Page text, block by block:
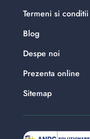
Termeni si conditii
Blog
Despe noi
Prezenta online
Sitemap